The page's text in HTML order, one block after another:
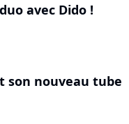
avec Dido !
son nouveau tube